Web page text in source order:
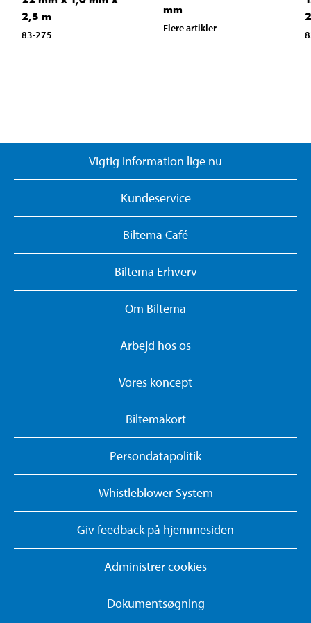
2,5 m
83-275
mm
Flere artikler
Vigtig information lige nu
Kundeservice
Biltema Café
Biltema Erhverv
Om Biltema
Arbejd hos os
Vores koncept
Biltemakort
Persondatapolitik
Whistleblower System
Giv feedback på hjemmesiden
Administrer cookies
Dokumentsøgning